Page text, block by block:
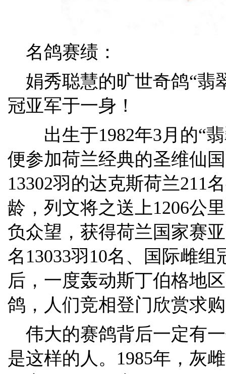
名鸽赛绩：
娟秀聪慧的旷世奇鸽“翡
冠亚军于一身！
出生于1982年3月的“翡
便参加荷兰经典的圣维仙
13302羽的达克斯荷兰211
龄，列文将之送上1206公
负众望，获得荷兰国家赛
名13033羽10名、国际雌
后，一度轰动斯丁伯格地
鸽，人们竞相登门欣赏求
伟大的赛鸽背后一定有
是这样的人。1985年，灰